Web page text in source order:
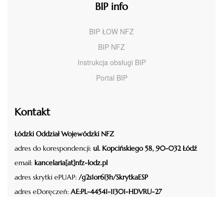
BIP info
BIP ŁOW NFZ
BIP NFZ
Instrukcja obsługi BIP
Portal BIP
Kontakt
Łódzki Oddział Wojewódzki NFZ
adres do korespondencji: ul. Kopcińskiego 58, 90-032 Łódź
email: kancelaria[at]nfz-lodz.pl
adres skrytki ePUAP: /g2s1or6i3h/SkrytkaESP
adres eDoręczeń: AE:PL-44541-11301-HDVRU-27